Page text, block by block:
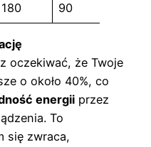
180 90
oczekiwać, że Twoje
o około 40%, co
energii przez
To
się zwraca,